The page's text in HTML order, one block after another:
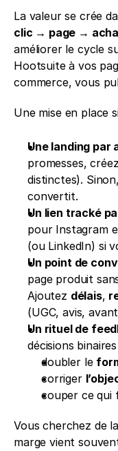
La valeur se crée
clic → page →
améliorer le cycle
Hootsuite à vos
commerce, vous
Une mise en place
Une landing par
promesses, créez
distinctes).
convertit.
Un lien tracké
pour Instagram
(ou LinkedIn) si
Un point de
page produit
Ajoutez délais,
(UGC, avis,
Un rituel de
décisions
doubler le
corriger
couper ce qui
Vous cherchez de la
marge vient